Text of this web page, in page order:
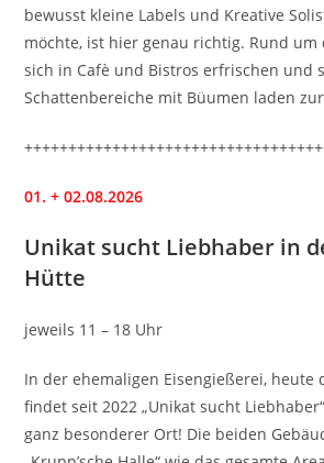
bewusst kleine Labels und Kreative
möchte, ist hier genau richtig. Rund um
sich in Cafè und Bistros erfrischen und
Schattenbereiche mit Büumen laden
01. + 02.08.2026
Unikat sucht Liebhaber in
Hütte
jeweils 11 – 18 Uhr
In der ehemaligen Eisengießerei, heute
findet seit 2022 „Unikat sucht
ganz besonderer Ort! Die beiden